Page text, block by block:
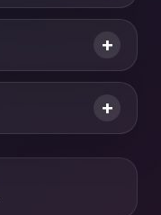
+
+